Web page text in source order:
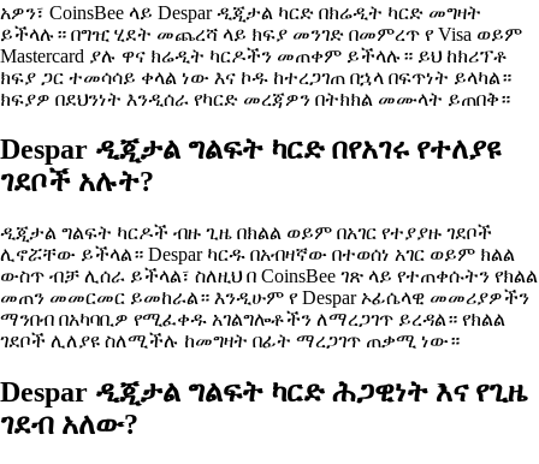
አዎን፣ CoinsBee ላይ Despar ዲጂታል ካርድ በክሬዲት ካርድ መግዛት
ይችላሉ። በግዢ ሂደት መጨረሻ ላይ ክፍያ መንገድ በመምረጥ የ Visa ወይም
Mastercard ያሉ ዋና ክሬዲት ካርዶችን መጠቀም ይችላሉ። ይህ ከክሪፕቶ
ክፍያ ጋር ተመሳሳይ ቀላል ነው እና ኮዱ ከተረጋገጠ በኋላ በፍጥነት ይላካል።
ክፍያዎ በደህንነት እንዲሰራ የካርድ መረጃዎን በትክክል መሙላት ይጠበቅ።
Despar ዲጂታል ግልፍት ካርድ በየአገሩ የተለያዩ
ገደቦች አሉት?
ዲጂታል ግልፍት ካርዶች ብዙ ጊዜ በክልል ወይም በአገር የተያያዙ ገደቦች
ሊኖሯቸው ይችላል። Despar ካርዱ በአብዛኛው በተወሰነ አገር ወይም ክልል
ውስጥ ብቻ ሊሰራ ይችላል፣ ስለዚህ በ CoinsBee ገጽ ላይ የተጠቀሱትን የክልል
መጠን መመርመር ይመከራል። እንዲሁም የ Despar ኦፊሴላዊ መመሪያዎችን
ማንበብ በአካባቢዎ የሚፈቀዱ አገልግሎቶችን ለማረጋገጥ ይረዳል። የክልል
ገደቦች ሊለያዩ ስለሚችሉ ከመግዛት በፊት ማረጋገጥ ጠቃሚ ነው።
Despar ዲጂታል ግልፍት ካርድ ሕጋዊነት እና የጊዜ
ገደብ አለው?